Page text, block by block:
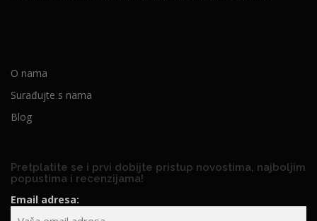
O nama
Surađujte s nama
Blog
Pretplatite se i prvi dobijte pristup novostima, najboljim
popustima i recenzijama!
Email adresa: